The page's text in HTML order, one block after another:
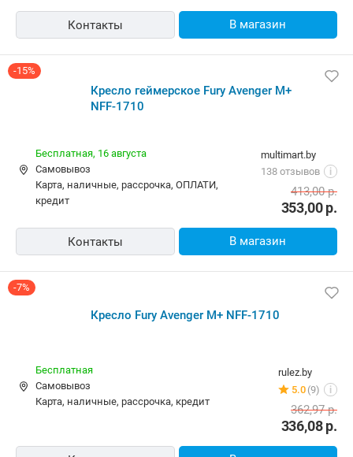
Контакты В магазин
-15%
Кресло геймерское Fury Avenger M+
NFF-1710
multimart.by
138 отзывов
i
Бесплатная, 16 августа
Самовывоз
карта, наличные, рассрочка, ОПЛАТИ,
кредит
353,00р.
413,00р.
Контакты В магазин
-7%
Кресло Fury Avenger M+ NFF-1710
rulez.by
5.0 (9) i
Бесплатная
Самовывоз
карта, наличные, рассрочка, кредит
336,08р.
362,97р.